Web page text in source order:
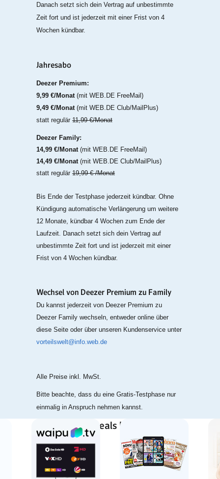
Danach setzt sich dein Vertrag auf unbestimmte
Zeit fort und ist jederzeit mit einer Frist von 4
Wochen kündbar.
Jahresabo
Deezer Premium:
9,99 €/Monat (mit WEB.DE FreeMail)
9,49 €/Monat (mit WEB.DE Club/MailPlus)
statt regulär 11,99 €/Monat
Deezer Family:
14,99 €/Monat (mit WEB.DE FreeMail)
14,49 €/Monat (mit WEB.DE Club/MailPlus)
statt regulär 19,99 € /Monat
Bis Ende der Testphase jederzeit kündbar. Ohne
Kündigung automatische Verlängerung um weitere
12 Monate, kündbar 4 Wochen zum Ende der
Laufzeit. Danach setzt sich dein Vertrag auf
unbestimmte Zeit fort und ist jederzeit mit einer
Frist von 4 Wochen kündbar.
Wechsel von Deezer Premium zu Family
Du kannst jederzeit von Deezer Premium zu
Deezer Family wechseln, entweder online über
diese Seite oder über unseren Kundenservice unter
vorteilswelt@info.web.de
Alle Preise inkl. MwSt.
Bitte beachte, dass du eine Gratis-Testphase nur
einmalig in Anspruch nehmen kannst.
Weitere Top-Deals bei WEB.DE: